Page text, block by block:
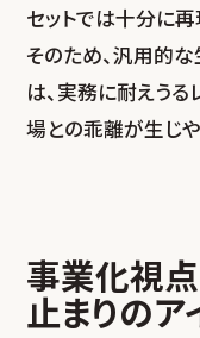
セットでは十分に
そのため、汎用的
は、実務に耐えう
場との乖離が生じや
事業化視
止まりのア